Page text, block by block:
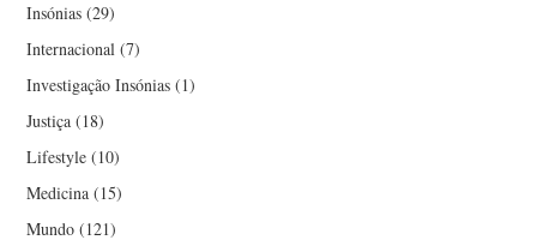
Insónias (29)
Internacional (7)
Investigação Insónias (1)
Justiça (18)
Lifestyle (10)
Medicina (15)
Mundo (121)